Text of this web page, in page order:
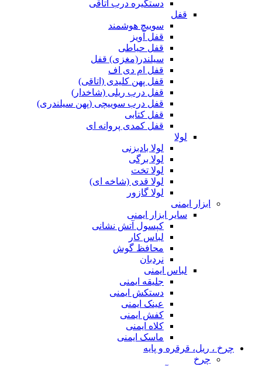
دستگیره درب اتاقی
قفل
سوییچ هوشمند
قفل آویز
قفل حیاطی
سیلندر(مغزی) قفل
قفل ام دی اف
قفل پهن کلیدی (اتاقی)
قفل درب ریلی (شاخدار)
قفل درب سوییچی (پهن سیلندری)
قفل کتابی
قفل کمدی پروانه ای
لولا
لولا بادبزنی
لولا برگی
لولا تخت
لولا قدی (شاخه ای)
لولا گازور
ابزار ایمنی
سایر ابزار ایمنی
کپسول آتش نشانی
لباس کار
محافظ گوش
نردبان
لباس ایمنی
جلیقه ایمنی
دستکش ایمنی
عینک ایمنی
کفش ایمنی
کلاه ایمنی
ماسک ایمنی
چرخ ، ریل، قرقره و پایه
چرخ